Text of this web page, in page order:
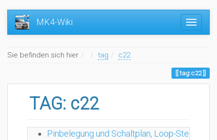
MK4-Wiki
Sie befinden sich hier Home
tag c22
tag:c22
TAG: c22
Pinbelegung und Schaltplan, Loop-Stecker